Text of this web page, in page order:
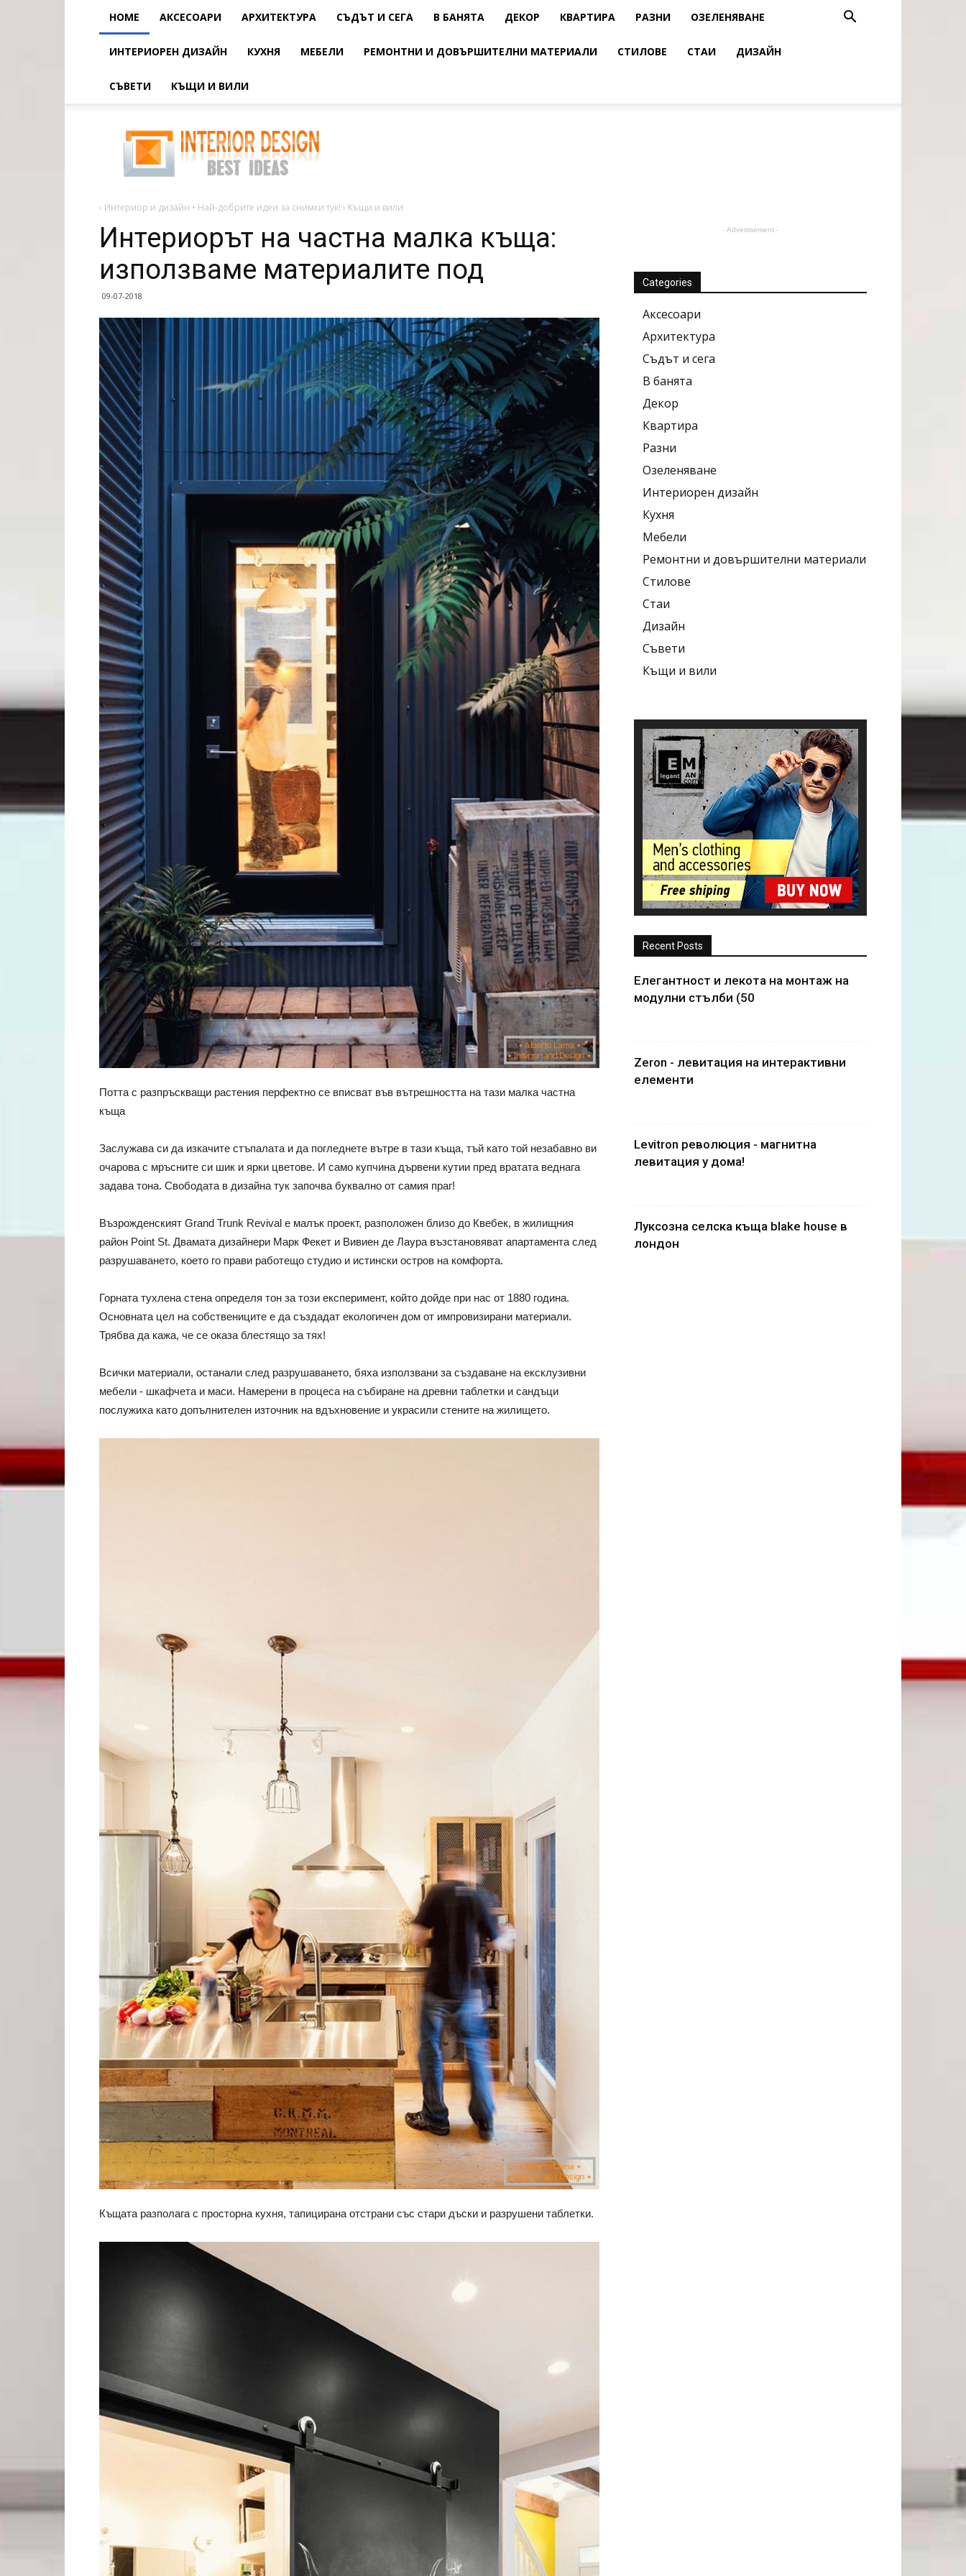
HOME АКСЕСОАРИ АРХИТЕКТУРА СЪДЪТ И СЕГА В БАНЯТА ДЕКОР КВАРТИРА РАЗНИ ОЗЕЛЕНЯВАНЕ
ИНТЕРИОРЕН ДИЗАЙН КУХНЯ МЕБЕЛИ РЕМОНТНИ И ДОВЪРШИТЕЛНИ МАТЕРИАЛИ СТИЛОВЕ СТАИ ДИЗАЙН
СЪВЕТИ КЪЩИ И ВИЛИ
на
частна
малка
къща:
използваме
› Интериор и дизайн • Най-добрите идеи за снимки тук! › Къщи и вили
Интериорът на частна малка къща:
използваме материалите под
09-07-2018
Потта с разпръскващи растения перфектно се вписват във вътрешността на тази малка частна
къща
Заслужава си да изкачите стъпалата и да погледнете вътре в тази къща, тъй като той незабавно ви
очарова с мръсните си шик и ярки цветове. И само купчина дървени кутии пред вратата веднага
задава тона. Свободата в дизайна тук започва буквално от самия праг!
Възрожденският Grand Trunk Revival е малък проект, разположен близо до Квебек, в жилищния
район Point St. Двамата дизайнери Марк Фекет и Вивиен де Лаура възстановяват апартамента след
разрушаването, което го прави работещо студио и истински остров на комфорта.
Горната тухлена стена определя тон за този експеримент, който дойде при нас от 1880 година.
Основната цел на собствениците е да създадат екологичен дом от импровизирани материали.
Трябва да кажа, че се оказа блестящо за тях!
Всички материали, останали след разрушаването, бяха използвани за създаване на ексклузивни
мебели - шкафчета и маси. Намерени в процеса на събиране на древни таблетки и сандъци
послужиха като допълнителен източник на вдъхновение и украсили стените на жилището.
Къщата разполага с просторна кухня, тапицирана отстрани със стари дъски и разрушени таблетки.
- Advertisement -
Categories
Аксесоари
Архитектура
Съдът и сега
В банята
Декор
Квартира
Разни
Озеленяване
Интериорен дизайн
Кухня
Мебели
Ремонтни и довършителни материали
Стилове
Стаи
Дизайн
Съвети
Къщи и вили
Recent Posts
Елегантност и лекота на монтаж на
модулни стълби (50
Zeron - левитация на интерактивни
елементи
Levitron революция - магнитна
левитация у дома!
Луксозна селска къща blake house в
лондон